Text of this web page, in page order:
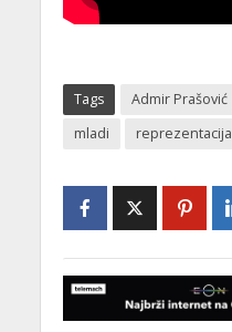
Tags Admir Prašović
mladi
reprezentacija